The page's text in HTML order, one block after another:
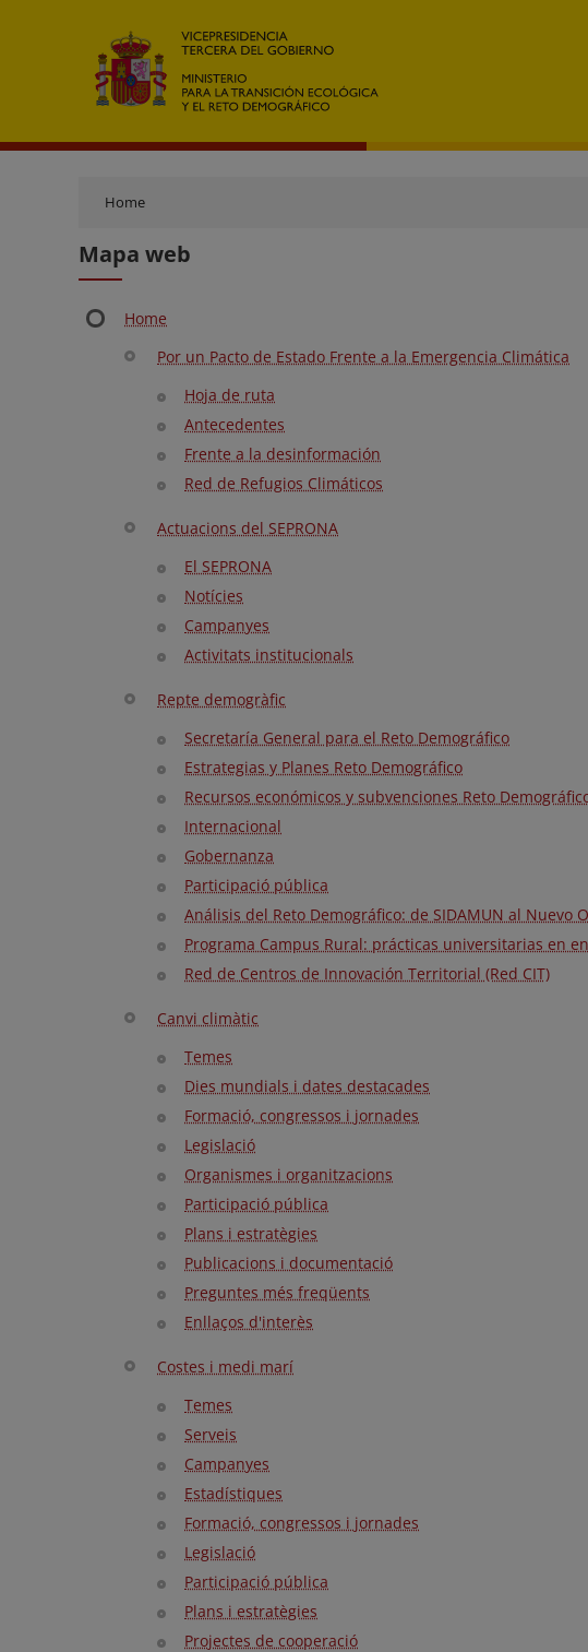
Home
Mapa web
Home
Por un Pacto de Estado Frente a la Emergencia Climática
Hoja de ruta
Antecedentes
Frente a la desinformación
Red de Refugios Climáticos
Actuacions del SEPRONA
El SEPRONA
Notícies
Campanyes
Activitats institucionals
Repte demogràfic
Secretaría General para el Reto Demográfico
Estrategias y Planes Reto Demográfico
Recursos económicos y subvenciones Reto
Internacional
Gobernanza
Participació pública
Análisis del Reto Demográfico: de SIDAMUN al Nuevo
Programa Campus Rural: prácticas universitarias en
Red de Centros de Innovación Territorial (Red CIT)
Canvi climàtic
Temes
Dies mundials i dates destacades
Formació, congressos i jornades
Legislació
Organismes i organitzacions
Participació pública
Plans i estratègies
Publicacions i documentació
Preguntes més freqüents
Enllaços d'interès
Costes i medi marí
Temes
Serveis
Campanyes
Estadístiques
Formació, congressos i jornades
Legislació
Participació pública
Plans i estratègies
Projectes de cooperació